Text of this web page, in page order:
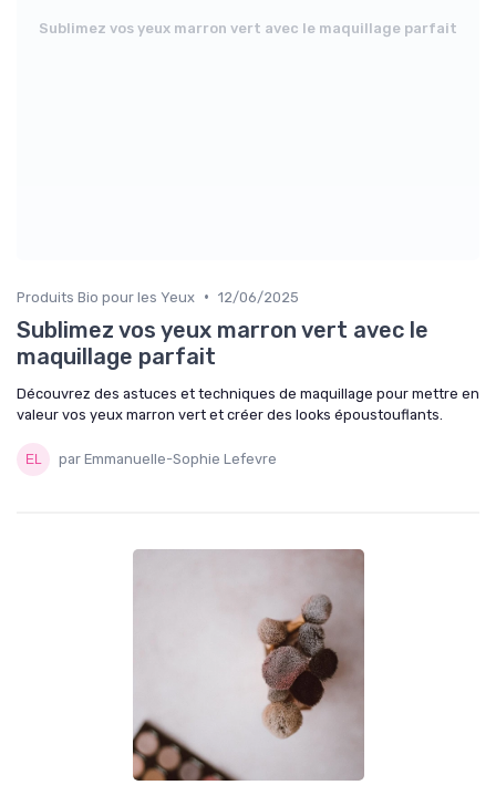
Sublimez vos yeux marron vert avec le maquillage parfait
Produits Bio pour les Yeux • 12/06/2025
Sublimez vos yeux marron vert avec le
maquillage parfait
Découvrez des astuces et techniques de maquillage pour mettre en
valeur vos yeux marron vert et créer des looks époustouflants.
par Emmanuelle-Sophie Lefevre